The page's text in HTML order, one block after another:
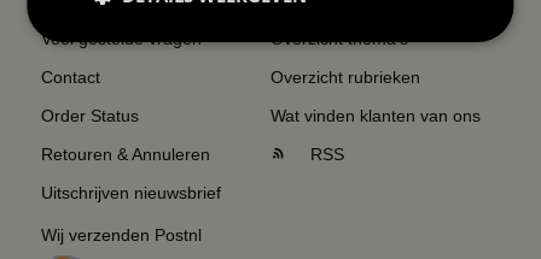
Veel gestelde vragen
Contact
Order Status
Retouren & Annuleren
Uitschrijven nieuwsbrief
Wij verzenden Postnl
Overzicht thema's
Overzicht rubrieken
Wat vinden klanten van ons
RSS